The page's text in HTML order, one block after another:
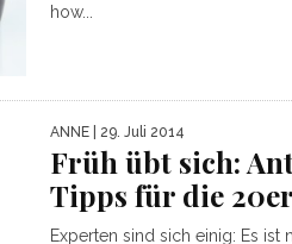
how...
ANNE | 29. Juli 2014
Früh übt sich:
Tipps für die 20er
Experten sind sich einig: Es ist